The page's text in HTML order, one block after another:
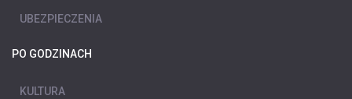
UBEZPIECZENIA
PO GODZINACH
KULTURA